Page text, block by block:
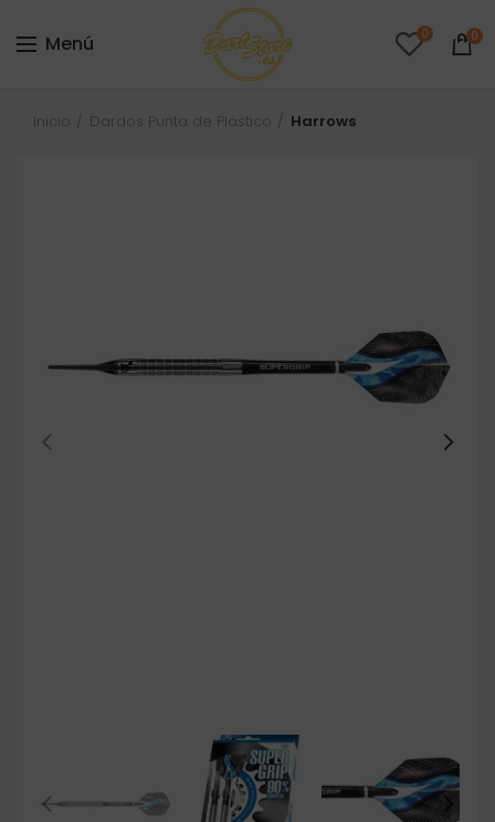
Menú 0 0
Inicio Dardos Punta de Plástico Harrows